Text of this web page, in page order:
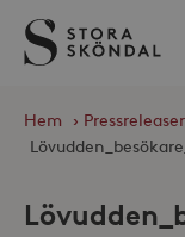
Stora
Sköndal
Hem › Pressreleaser